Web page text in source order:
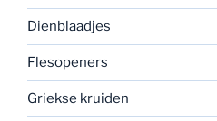
Dienblaadjes
Flesopeners
Griekse kruiden